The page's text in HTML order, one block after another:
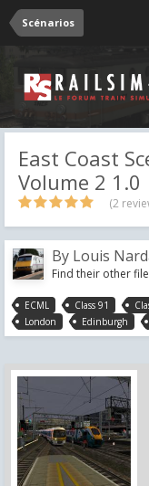
Scénarios
East Coast
Volume 2 1.0
(2
By Louis
Find their other
ECML Class 91
London
Edinburgh